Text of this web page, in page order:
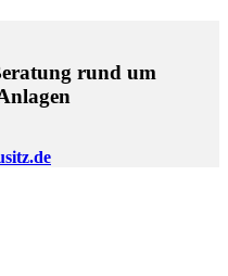
rund um